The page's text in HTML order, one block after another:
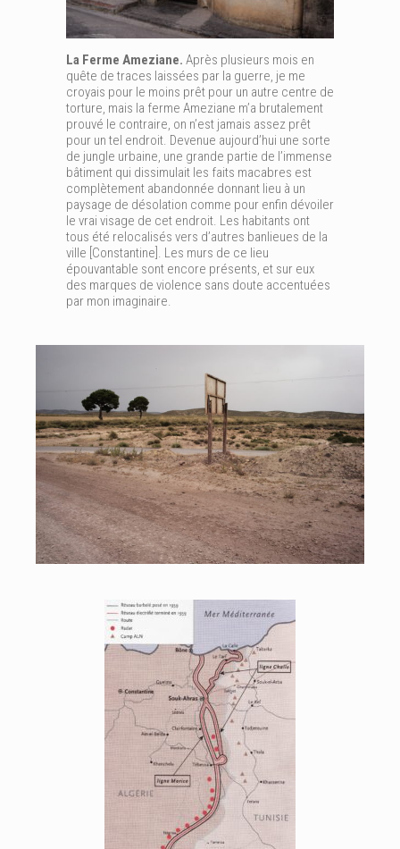
La Ferme Ameziane. Après plusieurs mois en
quête de traces laissées par la guerre, je me
croyais pour le moins prêt pour un autre centre de
torture, mais la ferme Ameziane m’a brutalement
prouvé le contraire, on n’est jamais assez prêt
pour un tel endroit. Devenue aujourd’hui une sorte
de jungle urbaine, une grande partie de l’immense
bâtiment qui dissimulait les faits macabres est
complètement abandonnée donnant lieu à un
paysage de désolation comme pour enfin dévoiler
le vrai visage de cet endroit. Les habitants ont
tous été relocalisés vers d’autres banlieues de la
ville [Constantine]. Les murs de ce lieu
épouvantable sont encore présents, et sur eux
des marques de violence sans doute accentuées
par mon imaginaire.